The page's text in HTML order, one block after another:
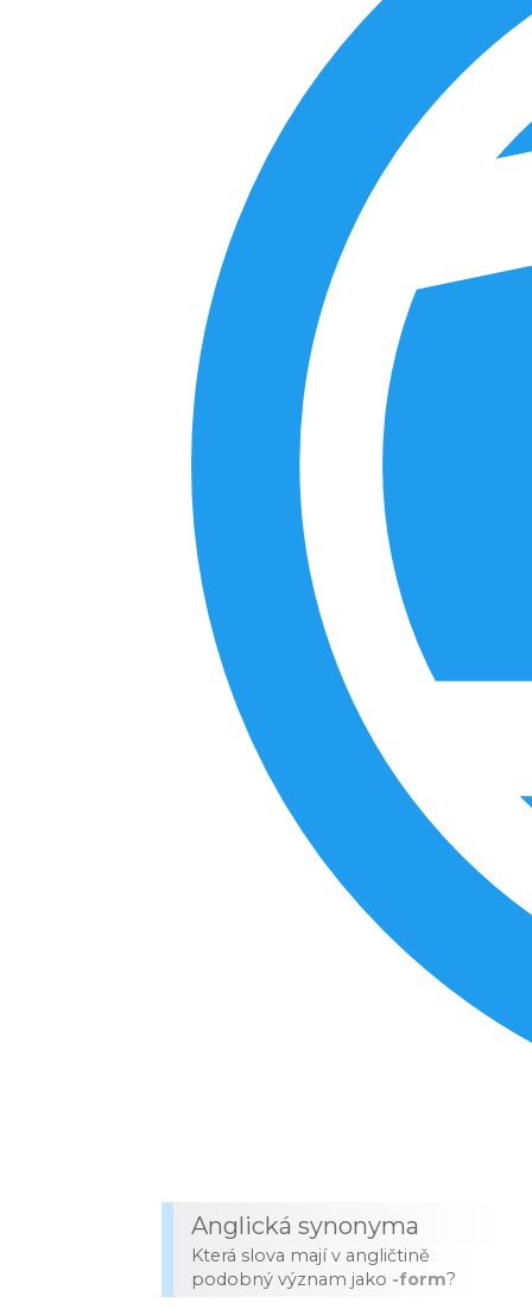
Anglická synonyma
Která slova mají v angličtině
podobný význam jako -form?